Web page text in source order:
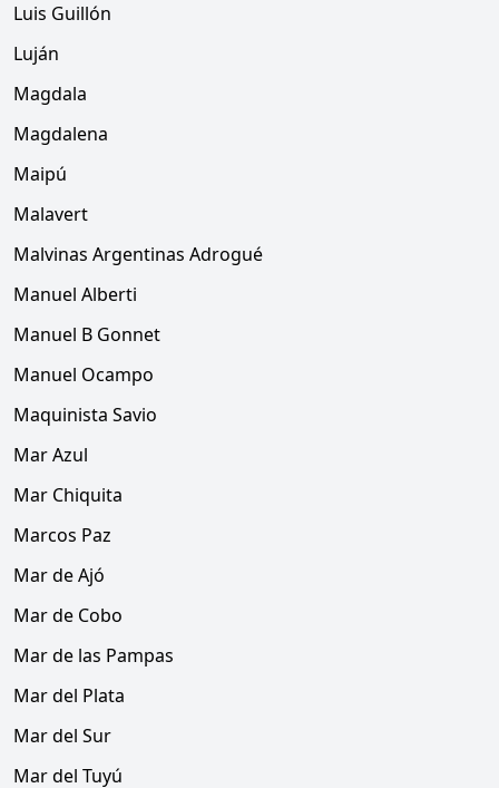
Luis Guillón
Luján
Magdala
Magdalena
Maipú
Malavert
Malvinas Argentinas Adrogué
Manuel Alberti
Manuel B Gonnet
Manuel Ocampo
Maquinista Savio
Mar Azul
Mar Chiquita
Marcos Paz
Mar de Ajó
Mar de Cobo
Mar de las Pampas
Mar del Plata
Mar del Sur
Mar del Tuyú